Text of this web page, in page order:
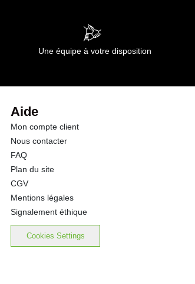
Une équipe à votre disposition
Aide
Mon compte client
Nous contacter
FAQ
Plan du site
CGV
Mentions légales
Signalement éthique
Cookies Settings